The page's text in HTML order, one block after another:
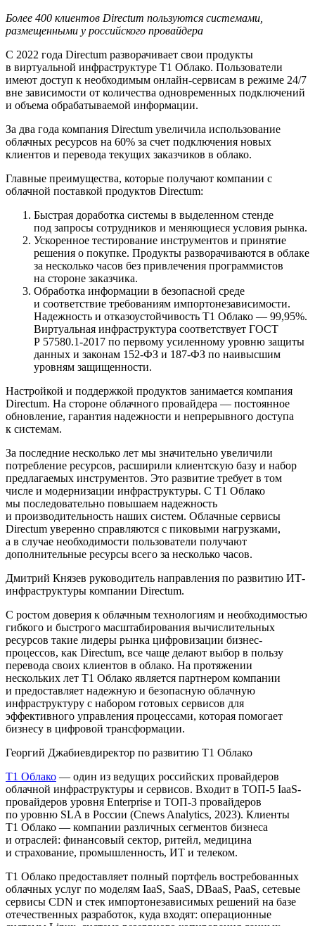
Более 400 клиентов Directum пользуются системами,
размещенными у российского провайдера
С 2022 года Directum разворачивает свои продукты
в виртуальной инфраструктуре Т1 Облако. Пользователи
имеют доступ к необходимым онлайн-сервисам в режиме 24/7
вне зависимости от количества одновременных подключений
и объема обрабатываемой информации.
За два года компания Directum увеличила использование
облачных ресурсов на 60% за счет подключения новых
клиентов и перевода текущих заказчиков в облако.
Главные преимущества, которые получают компании с
облачной поставкой продуктов Directum:
Быстрая доработка системы в выделенном стенде
под запросы сотрудников и меняющиеся условия рынка.
Ускоренное тестирование инструментов и принятие
решения о покупке. Продукты разворачиваются в облаке
за несколько часов без привлечения программистов
на стороне заказчика.
Обработка информации в безопасной среде
и соответствие требованиям импортонезависимости.
Надежность и отказоустойчивость Т1 Облако — 99,95%.
Виртуальная инфраструктура соответствует ГОСТ
Р 57580.1-2017 по первому усиленному уровню защиты
данных и законам 152-ФЗ и 187-ФЗ по наивысшим
уровням защищенности.
Настройкой и поддержкой продуктов занимается компания
Directum. На стороне облачного провайдера — постоянное
обновление, гарантия надежности и непрерывного доступа
к системам.
За последние несколько лет мы значительно увеличили
потребление ресурсов, расширили клиентскую базу и набор
предлагаемых инструментов. Это развитие требует в том
числе и модернизации инфраструктуры. С Т1 Облако
мы последовательно повышаем надежность
и производительность наших систем. Облачные сервисы
Directum уверенно справляются с пиковыми нагрузками,
а в случае необходимости пользователи получают
дополнительные ресурсы всего за несколько часов.
Дмитрий Князев руководитель направления по развитию ИТ-
инфраструктуры компании Directum.
С ростом доверия к облачным технологиям и необходимостью
гибкого и быстрого масштабирования вычислительных
ресурсов такие лидеры рынка цифровизации бизнес-
процессов, как Directum, все чаще делают выбор в пользу
перевода своих клиентов в облако. На протяжении
нескольких лет Т1 Облако является партнером компании
и предоставляет надежную и безопасную облачную
инфраструктуру с набором готовых сервисов для
эффективного управления процессами, которая помогает
бизнесу в цифровой трансформации.
Георгий Джабиевдиректор по развитию Т1 Облако
T1 Облако — один из ведущих российских провайдеров
облачной инфраструктуры и сервисов. Входит в ТОП-5 IaaS-
провайдеров уровня Enterprise и ТОП-3 провайдеров
по уровню SLA в России (Cnews Analytics, 2023). Клиенты
T1 Облако — компании различных сегментов бизнеса
и отраслей: финансовый сектор, ритейл, медицина
и страхование, промышленность, ИТ и телеком.
T1 Облако предоставляет полный портфель востребованных
облачных услуг по моделям IaaS, SaaS, DBaaS, PaaS, сетевые
сервисы CDN и стек импортонезависимых решений на базе
отечественных разработок, куда входят: операционные